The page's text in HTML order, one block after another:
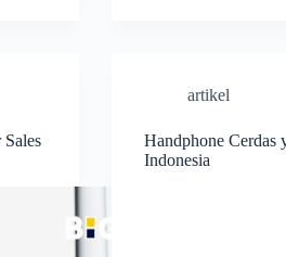
artikel
Handphone Cerdas
Indonesia